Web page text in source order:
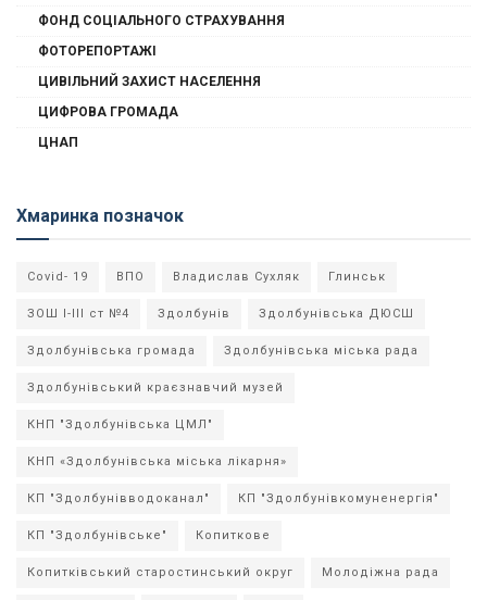
ФОНД СОЦІАЛЬНОГО СТРАХУВАННЯ
ФОТОРЕПОРТАЖІ
ЦИВІЛЬНИЙ ЗАХИСТ НАСЕЛЕННЯ
ЦИФРОВА ГРОМАДА
ЦНАП
Хмаринка позначок
Covid- 19 ВПО Владислав Сухляк Глинськ
ЗОШ І-ІІІ ст №4 Здолбунів Здолбунівська ДЮСШ
Здолбунівська громада Здолбунівська міська рада
Здолбунівський краєзнавчий музей
КНП "Здолбунівська ЦМЛ"
КНП «Здолбунівська міська лікарня»
КП "Здолбунівводоканал" КП "Здолбунівкомуненергія"
КП "Здолбунівське" Копиткове
Копитківський старостинський округ Молодіжна рада